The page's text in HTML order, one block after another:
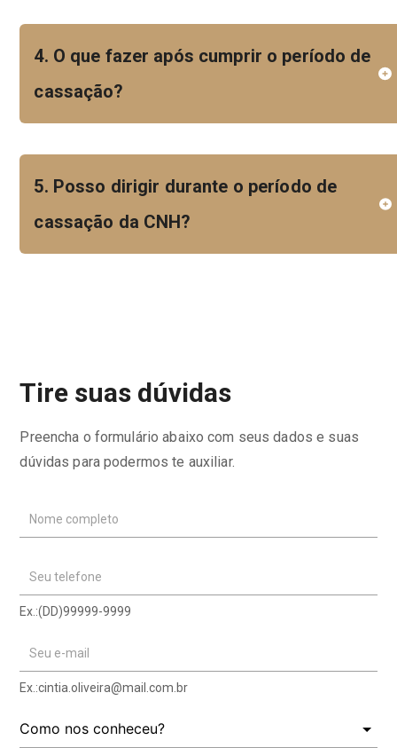
4. O que fazer após cumprir o período de
cassação?
5. Posso dirigir durante o período de
cassação da CNH?
Tire suas dúvidas
Preencha o formulário abaixo com seus dados e suas
dúvidas para podermos te auxiliar.
Nome completo
Seu telefone
Ex.:(DD)99999-9999
Seu e-mail
Ex.:cintia.oliveira@mail.com.br